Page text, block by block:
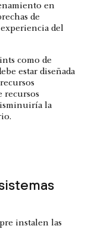
en
de
experiencia del
como de
estar diseñada
recursos
la
instalen las